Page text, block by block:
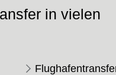
in vielen